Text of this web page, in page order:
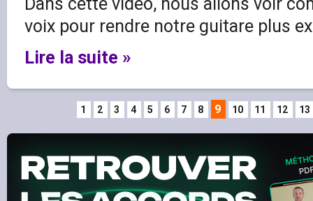
voix pour rendre notre guitare plus
Lire la suite »
1 2 3 4 5 6 7 8 9 10 11 12 13